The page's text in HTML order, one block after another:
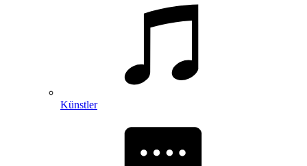
Künstler